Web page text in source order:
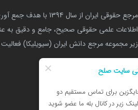
مرجع حقوقی ایران از سال 1394
اطلاعات علمی حقوقی صحیح، جامع و دقیق به
زیر مجموعه مرجع دانش ایران (سیویلیکا)